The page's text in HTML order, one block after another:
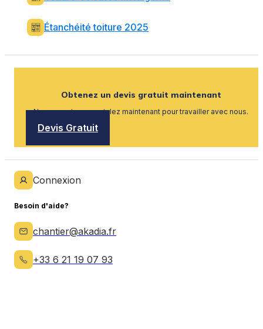
Étanchéité toiture 2025
Obtenez un devis gratuit maintenant
Nous recrutons, postulez maintenant pour travailler avec nous.
Devis Gratuit
Connexion
Besoin d'aide?
chantier@akadia.fr
+33 6 21 19 07 93